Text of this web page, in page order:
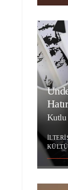
Kutlu